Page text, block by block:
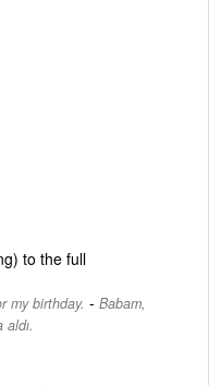
to the full
my birthday. - Babam,